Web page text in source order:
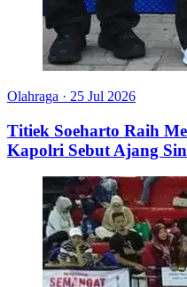
Olahraga · 25 Jul 2026
Titiek Soeharto Raih
Kapolri Sebut Ajang